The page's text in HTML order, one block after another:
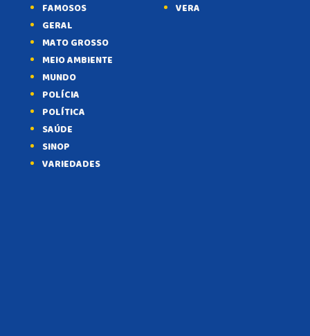
FAMOSOS
GERAL
MATO GROSSO
MEIO AMBIENTE
MUNDO
POLÍCIA
POLÍTICA
SAÚDE
SINOP
VARIEDADES
VERA